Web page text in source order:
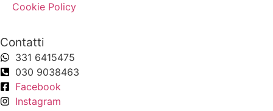
Cookie Policy
Contatti
331 6415475
030 9038463
Facebook
Instagram